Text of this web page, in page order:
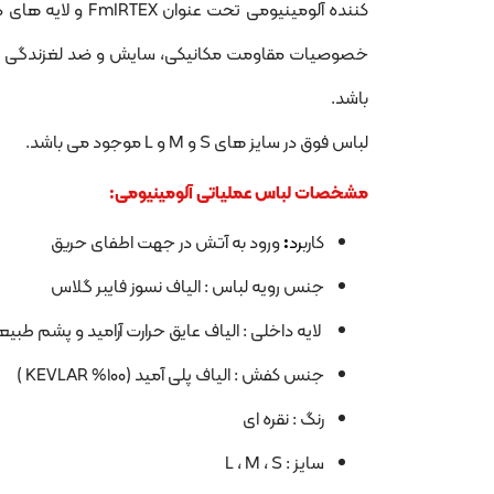
باشد.
لباس فوق در سایز های S و M و L موجود می باشد.
مشخصات لباس عملیاتی آلومینیومی:
کاربرد:ورود به آتش در جهت اطفای حریق
جنس رویه لباس : الیاف نسوز فایبر گلاس
لایه داخلی : الیاف عایق حرارت آرامید و پشم
جنس کفش : الیاف پلی آمید (۱۰۰% KEVLAR )
رنگ : نقره ای
سایز : L ، M ، S